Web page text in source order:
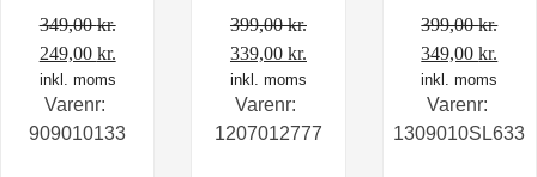
349,00kr.
Den
oprindelige
pris
var:
249,00 kr.
aktuelle
er:
inkl. moms
Varenr:
909010133
399,00kr.
Den
oprindelige
pris
var:
339,00 kr.
aktuelle
er:
inkl. moms
Varenr:
1207012777
399,00kr.
Den
oprindelige
pris
var:
349,00kr.
er:
inkl. moms
Varenr:
1309010SL633